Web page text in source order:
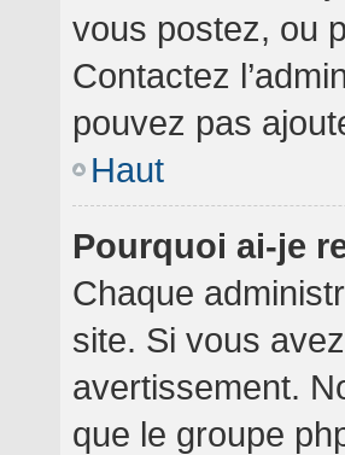
vous postez, ou
Contactez
pouvez pas
Haut
Pourquoi ai-je
Chaque
site. Si vous
avertissement.
que le groupe